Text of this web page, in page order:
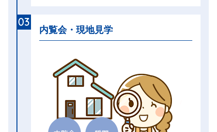
03
内覧会・現地見学